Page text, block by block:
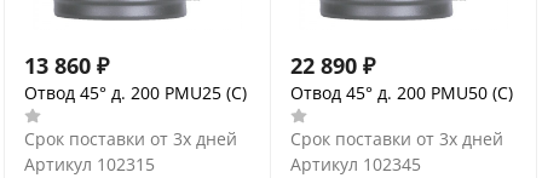
13 860 ₽
Отвод 45° д. 200 PMU25 (С)
Срок поставки от 3х дней
Артикул 102315
22 890 ₽
Отвод 45° д. 200 PMU50 (С)
Срок поставки от 3х дней
Артикул 102345